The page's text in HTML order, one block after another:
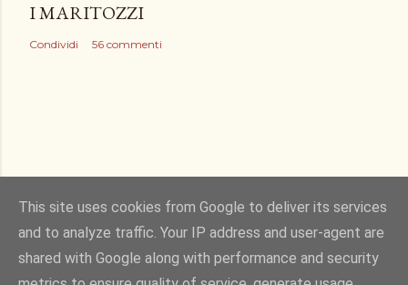
I MARITOZZI
Condividi 56 commenti
Powered by Blogger
This site uses cookies from Google to deliver its services
and to analyze traffic. Your IP address and user-agent are
shared with Google along with performance and security